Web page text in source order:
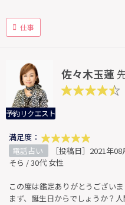
仕事
予約リクエスト
佐々木玉蓮
満足度：
電話占い
［投稿日］2021年
そら / 30代 女性
この度は鑑定ありがとうござい
まず、誕生日からでしょうか？